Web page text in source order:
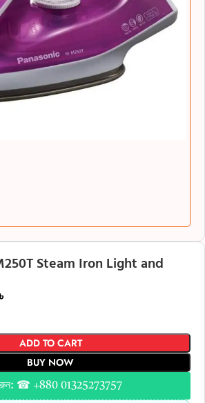
Steam Iron Light and
ADD TO CART
BUY NOW
☎ +880 01325273757